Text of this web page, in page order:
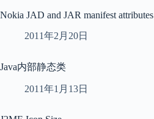
Nokia JAD and JAR manifest attributes
2011年2月20日
Java内部静态类
2011年1月13日